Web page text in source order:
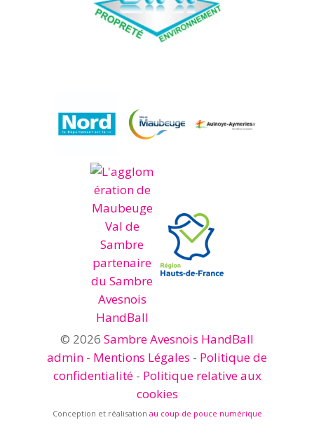
© 2026 Sambre Avesnois HandBall
admin - Mentions Légales - Politique de
confidentialité- Politique relative aux
cookies
Conception et réalisation au coup de pouce numérique